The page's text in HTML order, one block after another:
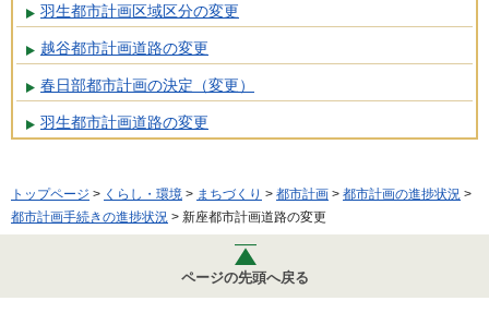
羽生都市計画区域区分の変更
越谷都市計画道路の変更
春日部都市計画の決定（変更）
羽生都市計画道路の変更
トップページ > くらし・環境 > まちづくり > 都市計画 > 都市計画の進捗状況 >
都市計画手続きの進捗状況 > 新座都市計画道路の変更
ページの先頭へ戻る